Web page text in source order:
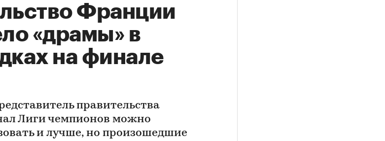
Франции
«драмы» в
на финале
правительства
Лиги чемпионов можно
и лучше, но произошедшие